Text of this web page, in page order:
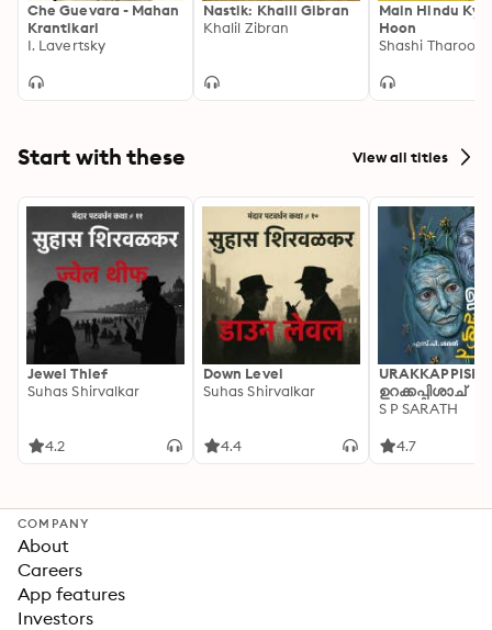
Che Guevara - Mahan
Krantikari
I. Lavertsky
Nastik: Khalil Gibran
Khalil Zibran
Main Hindu
Hoon
Shashi Tharoor
Start with these View all titles
Jewel Thief
Suhas Shirvalkar
4.2
Down Level
Suhas Shirvalkar
4.4
ഉറക്കപ്പിശാച്
S P SARATH
4.7
COMPANY
About
Careers
App features
Investors